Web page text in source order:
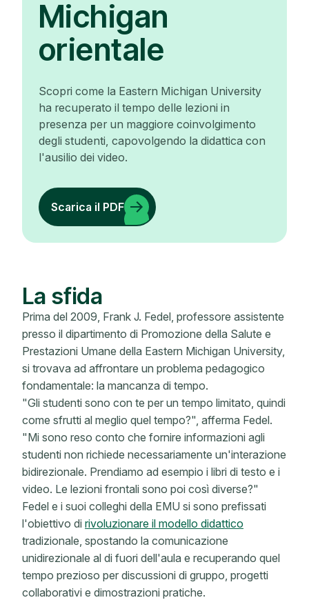
Michigan
orientale
Scopri come la Eastern Michigan University
ha recuperato il tempo delle lezioni in
presenza per un maggiore coinvolgimento
degli studenti, capovolgendo la didattica con
l'ausilio dei video.
Scarica il PDF
La sfida
Prima del 2009, Frank J. Fedel, professore assistente
presso il dipartimento di Promozione della Salute e
Prestazioni Umane della Eastern Michigan University,
si trovava ad affrontare un problema pedagogico
fondamentale: la mancanza di tempo.
"Gli studenti sono con te per un tempo limitato, quindi
come sfrutti al meglio quel tempo?", afferma Fedel.
"Mi sono reso conto che fornire informazioni agli
studenti non richiede necessariamente un'interazione
bidirezionale. Prendiamo ad esempio i libri di testo e i
video. Le lezioni frontali sono poi così diverse?"
Fedel e i suoi colleghi della EMU si sono prefissati
l'obiettivo di rivoluzionare il modello didattico
tradizionale, spostando la comunicazione
unidirezionale al di fuori dell'aula e recuperando quel
tempo prezioso per discussioni di gruppo, progetti
collaborativi e dimostrazioni pratiche.